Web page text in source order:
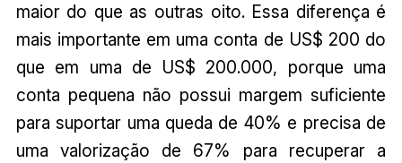
maior do que as outras oito. Essa diferença é
mais importante em uma conta de US$ 200 do
que em uma de US$ 200.000, porque uma
conta pequena não possui margem suficiente
para suportar uma queda de 40% e precisa de
uma valorização de 67% para recuperar a